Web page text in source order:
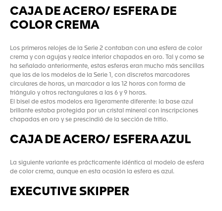
CAJA DE ACERO/ ESFERA DE
COLOR CREMA
Los primeros relojes de la Serie 2 contaban con una esfera de color
crema y con agujas y realce interior chapados en oro. Tal y como se
ha señalado anteriormente, estas esferas eran mucho más sencillas
que las de los modelos de la Serie 1, con discretos marcadores
circulares de horas, un marcador a las 12 horas con forma de
triángulo y otros rectangulares a las 6 y 9 horas.
El bisel de estos modelos era ligeramente diferente: la base azul
brillante estaba protegida por un cristal mineral con inscripciones
chapadas en oro y se prescindió de la sección de tritio.
CAJA DE ACERO/ ESFERA AZUL
La siguiente variante es prácticamente idéntica al modelo de esfera
de color crema, aunque en esta ocasión la esfera es azul.
EXECUTIVE SKIPPER